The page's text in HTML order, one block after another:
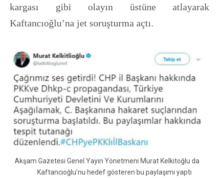
kargası gibi olayın üstüne atlayarak
Kaftancıoğlu’na jet soruşturma açtı.
Akşam Gazetesi Genel Yayın Yönetmeni Murat Kelkitoğlu da
Kaftancıoğlu’nu hedef gösteren bu paylaşımı yaptı